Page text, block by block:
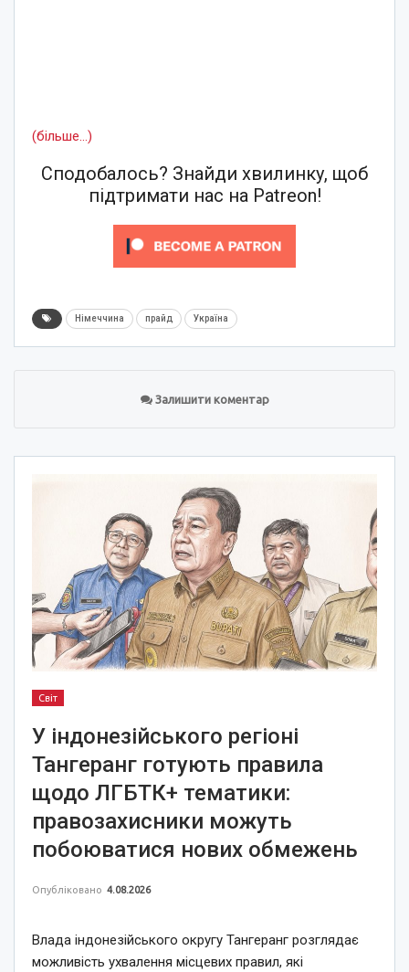
(більше…)
Сподобалось? Знайди хвилинку, щоб
підтримати нас на Patreon!
Німеччина прайд Україна
Залишити коментар
Світ
У індонезійського регіоні
Тангеранг готують правила
щодо ЛГБТК+ тематики:
правозахисники можуть
побоюватися нових обмежень
Опубліковано 4.08.2026
Влада індонезійського округу Тангеранг розглядає
можливість ухвалення місцевих правил, які